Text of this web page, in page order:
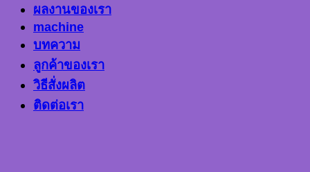
ผลงานของเรา
machine
บทความ
ลูกค้าของเรา
วิธีสั่งผลิต
ติดต่อเรา